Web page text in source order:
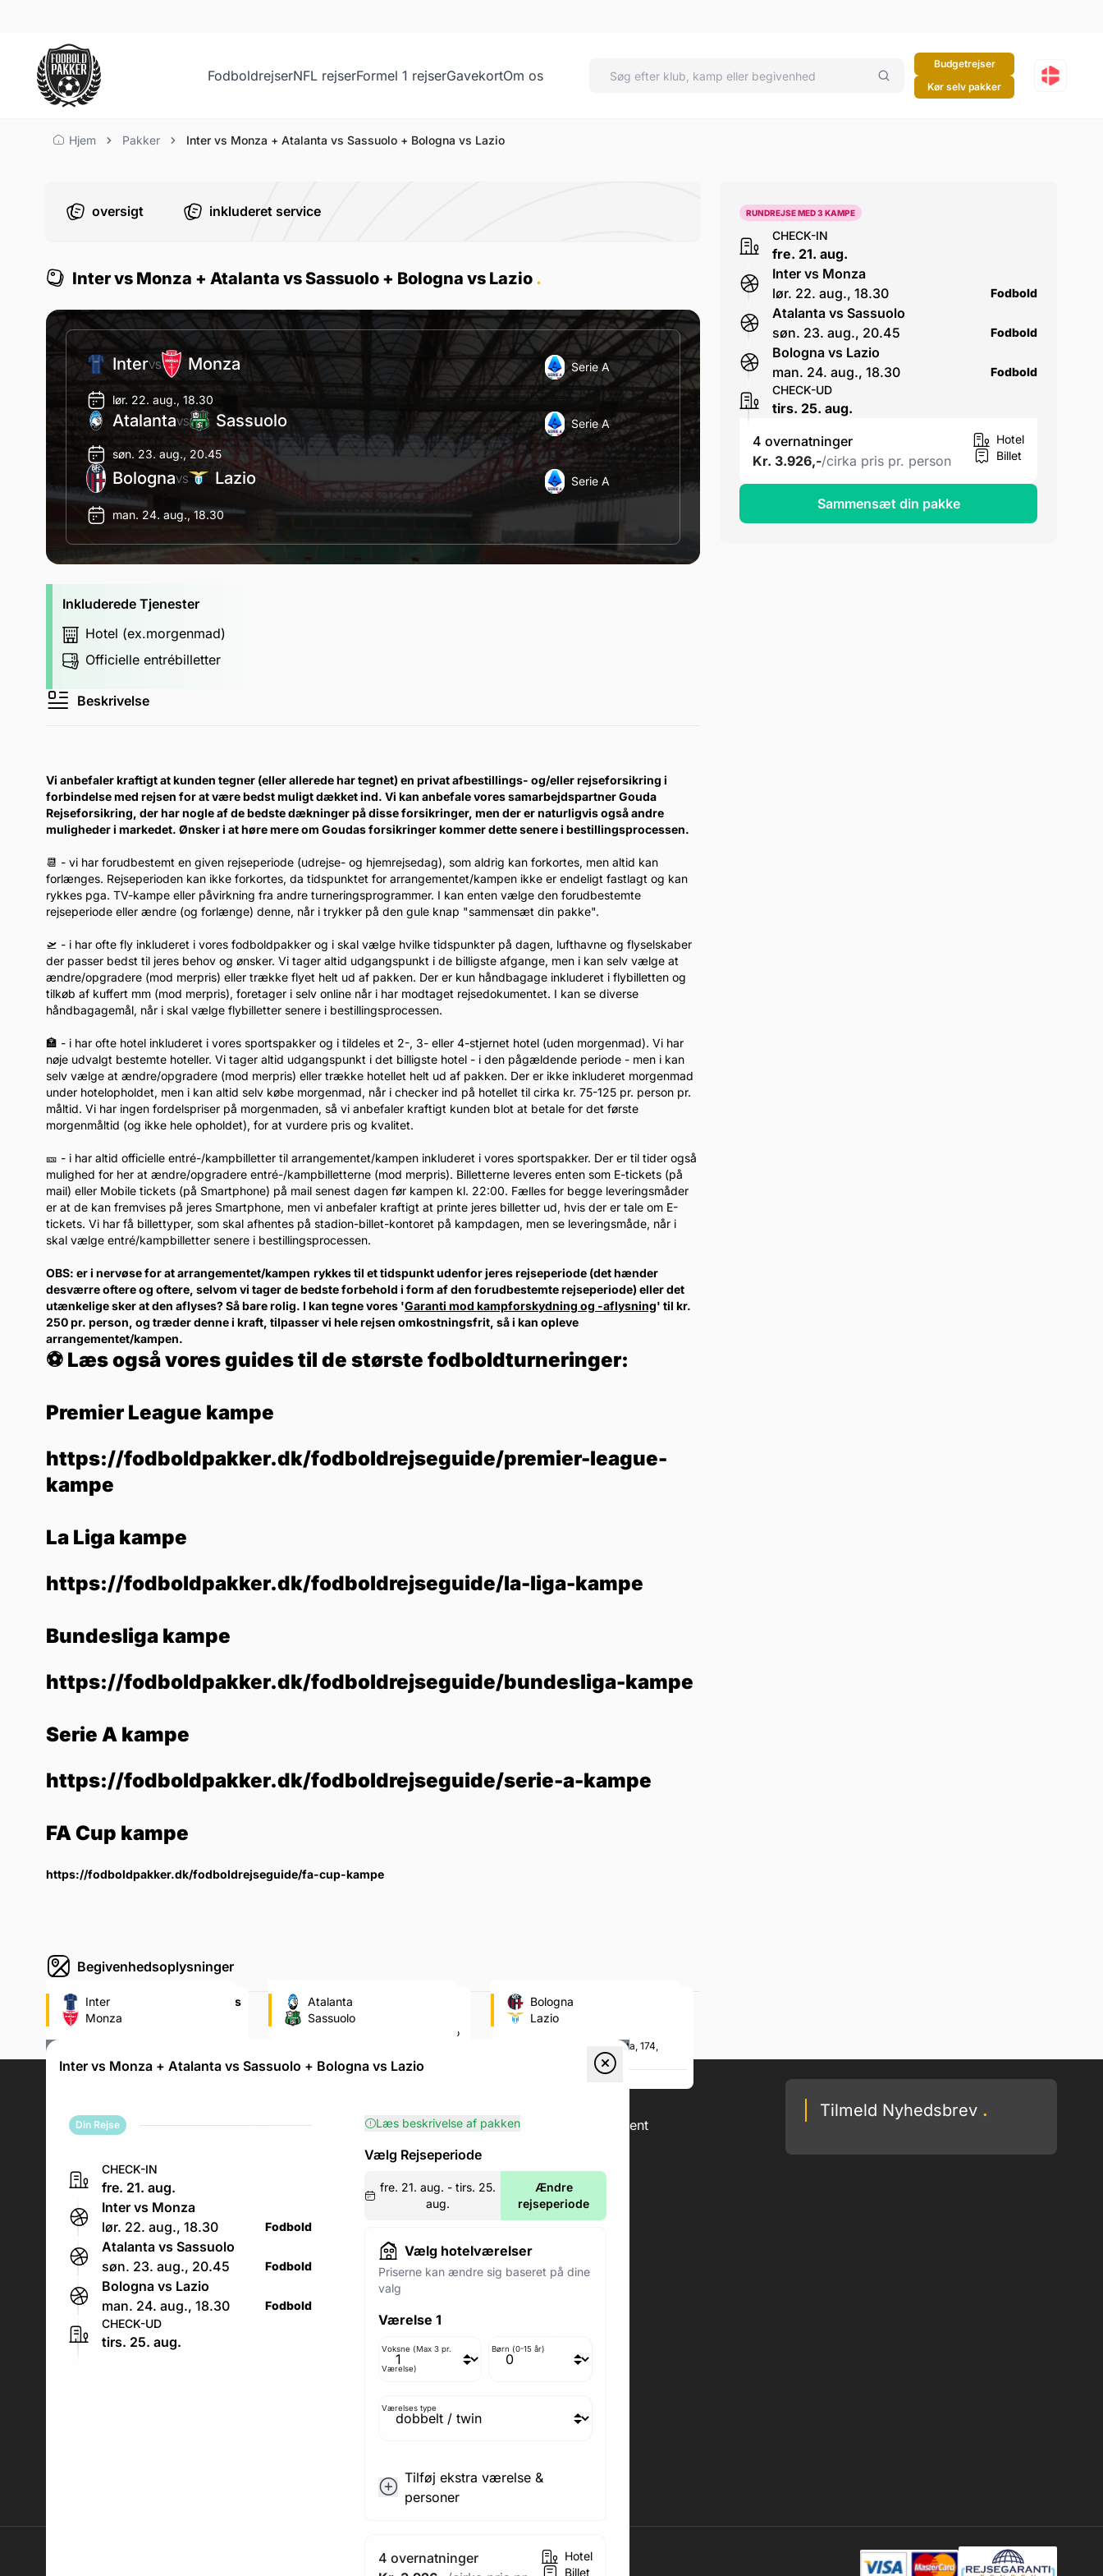
FodboldrejserNFL rejserFormel 1 rejserGavekortOm os
Budgetrejser
Kør selv pakker
Inter vs Monza + Atalanta vs Sassuolo + Bologna vs Lazio
Hjem Pakker Inter vs Monza + Atalanta vs Sassuolo + Bologna vs Lazio
oversigt inkluderet service
Inter vs Monza + Atalanta vs Sassuolo + Bologna vs Lazio .
InterVS Monza
lør. 22. aug., 18.30
Serie A
AtalantaVS Sassuolo
søn. 23. aug., 20.45
Serie A
BolognaVS Lazio
man. 24. aug., 18.30
Serie A
Inkluderede Tjenester
Hotel (ex.morgenmad)
Officielle entrébilletter
Beskrivelse
Vi anbefaler kraftigt at kunden tegner (eller allerede har tegnet) en privat afbestillings- og/eller rejseforsikring i
forbindelse med rejsen for at være bedst muligt dækket ind. Vi kan anbefale vores samarbejdspartner Gouda
Rejseforsikring, der har nogle af de bedste dækninger på disse forsikringer, men der er naturligvis også andre
muligheder i markedet. Ønsker i at høre mere om Goudas forsikringer kommer dette senere i bestillingsprocessen.
📆 - vi har forudbestemt en given rejseperiode (udrejse- og hjemrejsedag), som aldrig kan forkortes, men altid kan
forlænges. Rejseperioden kan ikke forkortes, da tidspunktet for arrangementet/kampen ikke er endeligt fastlagt og kan
rykkes pga. TV-kampe eller påvirkning fra andre turneringsprogrammer. I kan enten vælge den forudbestemte
rejseperiode eller ændre (og forlænge) denne, når i trykker på den gule knap "sammensæt din pakke".
🛫 - i har ofte fly inkluderet i vores fodboldpakker og i skal vælge hvilke tidspunkter på dagen, lufthavne og flyselskaber
der passer bedst til jeres behov og ønsker. Vi tager altid udgangspunkt i de billigste afgange, men i kan selv vælge at
ændre/opgradere (mod merpris) eller trække flyet helt ud af pakken. Der er kun håndbagage inkluderet i flybilletten og
tilkøb af kuffert mm (mod merpris), foretager i selv online når i har modtaget rejsedokumentet. I kan se diverse
håndbagagemål, når i skal vælge flybilletter senere i bestillingsprocessen.
🏣 - i har ofte hotel inkluderet i vores sportspakker og i tildeles et 2-, 3- eller 4-stjernet hotel (uden morgenmad). Vi har
nøje udvalgt bestemte hoteller. Vi tager altid udgangspunkt i det billigste hotel - i den pågældende periode - men i kan
selv vælge at ændre/opgradere (mod merpris) eller trække hotellet helt ud af pakken. Der er ikke inkluderet morgenmad
under hotelopholdet, men i kan altid selv købe morgenmad, når i checker ind på hotellet til cirka kr. 75-125 pr. person pr.
måltid. Vi har ingen fordelspriser på morgenmaden, så vi anbefaler kraftigt kunden blot at betale for det første
morgenmåltid (og ikke hele opholdet), for at vurdere pris og kvalitet.
🎫 - i har altid officielle entré-/kampbilletter til arrangementet/kampen inkluderet i vores sportspakker. Der er til tider også
mulighed for her at ændre/opgradere entré-/kampbilletterne (mod merpris). Billetterne leveres enten som E-tickets (på
mail) eller Mobile tickets (på Smartphone) på mail senest dagen før kampen kl. 22:00. Fælles for begge leveringsmåder
er at de kan fremvises på jeres Smartphone, men vi anbefaler kraftigt at printe jeres billetter ud, hvis der er tale om E-
tickets. Vi har få billettyper, som skal afhentes på stadion-billet-kontoret på kampdagen, men se leveringsmåde, når i
skal vælge entré/kampbilletter senere i bestillingsprocessen.
OBS: er i nervøse for at arrangementet/kampen rykkes til et tidspunkt udenfor jeres rejseperiode (det hænder
desværre oftere og oftere, selvom vi tager de bedste forbehold i form af den forudbestemte rejseperiode) eller det
utænkelige sker at den aflyses? Så bare rolig. I kan tegne vores 'Garanti mod kampforskydning og -aflysning' til kr.
250 pr. person, og træder denne i kraft, tilpasser vi hele rejsen omkostningsfrit, så i kan opleve
arrangementet/kampen.
⚽ Læs også vores guides til de største fodboldturneringer:
Premier League kampe
https://fodboldpakker.dk/fodboldrejseguide/premier-league-
kampe
La Liga kampe
https://fodboldpakker.dk/fodboldrejseguide/la-liga-kampe
Bundesliga kampe
https://fodboldpakker.dk/fodboldrejseguide/bundesliga-kampe
Serie A kampe
https://fodboldpakker.dk/fodboldrejseguide/serie-a-kampe
FA Cup kampe
https://fodboldpakker.dk/fodboldrejseguide/fa-cup-kampe
Begivenhedsoplysninger
Stadio Giuseppe Meazza (Inter's
fodboldstadion)
Inter
Monza
Gewiss Stadium (Atalanta's
fodboldstadion)
Viale Caio Giulio Cesare, 18, Viale Caio
søn. 23. aug., 20.45
Atalanta
Sassuolo
Stadio Renato Dall'Ara
(Bologna's fodboldstadion)
BO, Italien, Via Andrea Costa, 174,
40134 Bologna BO, Italien
Bologna
Lazio
RUNDREJSE MED 3 KAMPE
CHECK-IN
fre. 21. aug.
Inter vs Monza
lør. 22. aug., 18.30
Fodbold
Atalanta vs Sassuolo
søn. 23. aug., 20.45
Fodbold
Bologna vs Lazio
man. 24. aug., 18.30
Fodbold
CHECK-UD
tirs. 25. aug.
4 overnatninger
Kr. 3.926,-/cirka pris pr. person
Hotel
Billet
Sammensæt din pakke
Inter vs Monza + Atalanta vs Sassuolo + Bologna vs Lazio
Din Rejse
CHECK-IN
fre. 21. aug.
Inter vs Monza
lør. 22. aug., 18.30
Fodbold
Atalanta vs Sassuolo
søn. 23. aug., 20.45
Fodbold
Bologna vs Lazio
man. 24. aug., 18.30
Fodbold
CHECK-UD
tirs. 25. aug.
Læs beskrivelse af pakken
Vælg Rejseperiode
fre. 21. aug. - tirs. 25.
aug.
Ændre
rejseperiode
Vælg hotelværelser
Priserne kan ændre sig baseret på dine
valg
Værelse 1
Voksne (Max 3 pr.
Værelse)
Børn (0-15 år)
Værelses type
Tilføj ekstra værelse &
personer
4 overnatninger
Hotel
Billet
Erhverv Ryanair Online Verification
Forklaring Af Rejsedokument
Hvorfor Vælge Os?
Fodboldrejseguide
Generelle Betingelser
Garantier & Forsikringer
Kontakt os.
Telefon: (+45) 71 74 18 92 Email:kundeservice@fodboldpakker.dk
Akuttelefon under rejsen: Nummeret står i
bunden af dit rejsedokument
Åbningstider:
15.00
Søndag: Lukket
CVR: 41967218
Tilmeld Nyhedsbrev .